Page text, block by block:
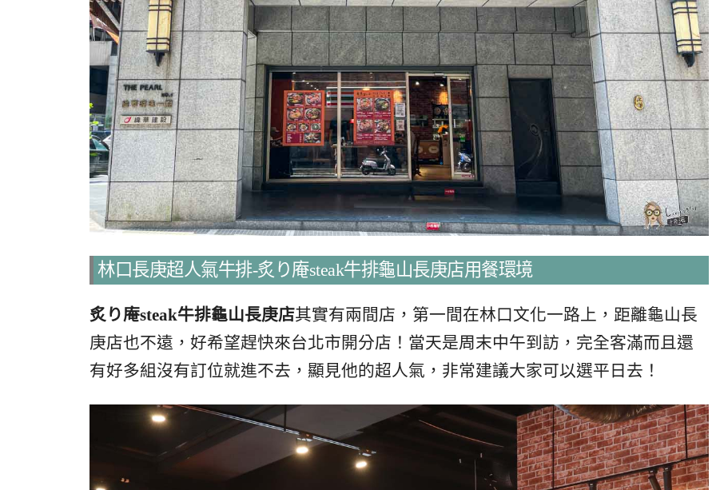
林口長庚超人氣牛排-炙り庵steak牛排龜山長庚店用餐環境
炙り庵steak牛排龜山長庚店其實有兩間店，第一間在林口文化一路上，距離龜山長
庚店也不遠，好希望趕快來台北市開分店！當天是周末中午到訪，完全客滿而且還
有好多組沒有訂位就進不去，顯見他的超人氣，非常建議大家可以選平日去！